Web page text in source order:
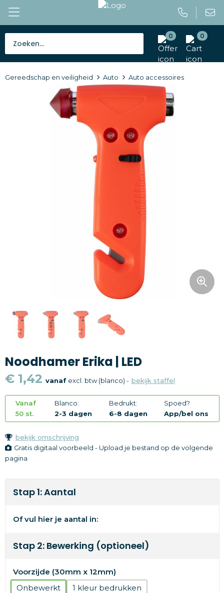
0 0
Tassen
Caps en mutsen
Gereedschap en veiligheid
Kantoorartikelen
Gadgets
Textiel
Thema
Merken
Gereedschap en veiligheid Auto Auto accessoires
Noodhamer Erika | LED
€ 1,42 vanafexcl. btw (blanco) - bekijk staffel
Vanaf
50 st.
Blanco:
2-3 dagen
Bedrukt:
6-8 dagen
Spoed?
App/bel ons
bekijk omschrijving
Gratis digitaal voorbeeld - Upload je bestand op de volgende
pagina
Stap 1: Aantal
Of vul hier je aantal in:
Stap 2: Bewerking (optioneel)
Voorzijde (30mm x 12mm)
Onbewerkt
1